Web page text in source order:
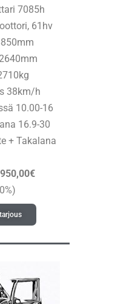
7085h
61hv
38km/h
10.00-16
16.9-30
+ Takalana